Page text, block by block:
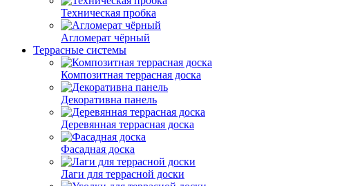
Техническая пробка
Агломерат чёрный
Террасные системы
Композитная террасная доска
Декоративна панель
Деревянная террасная доска
Фасадная доска
Лаги для террасной доски